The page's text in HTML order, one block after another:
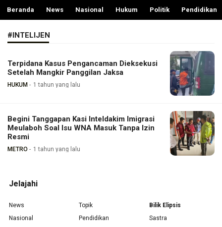
Beranda News Nasional Hukum Politik Pendidikan
#INTELIJEN
Terpidana Kasus Pengancaman Dieksekusi
Setelah Mangkir Panggilan Jaksa
HUKUM 1 tahun yang lalu
Begini Tanggapan Kasi Inteldakim Imigrasi
Meulaboh Soal Isu WNA Masuk Tanpa Izin
Resmi
METRO 1 tahun yang lalu
Jelajahi
News
Nasional
Topik
Pendidikan
Bilik Elipsis
Sastra